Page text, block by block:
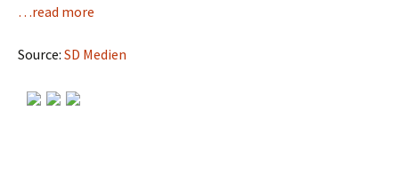
…read more
Source: SD Medien